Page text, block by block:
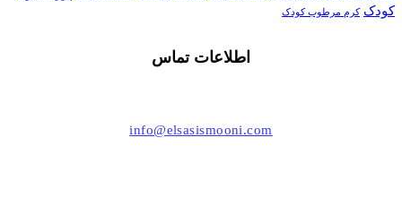
کودک کرم مرطوب کودک
اطلاعات تماس
info@elsasismooni.com